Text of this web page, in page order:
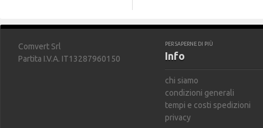
Comvert Srl
Partita I.V.A. IT13287960150
PER SAPERNE DI PIÙ
Info
chi siamo
condizioni generali
tempi e costi spedizioni
privacy